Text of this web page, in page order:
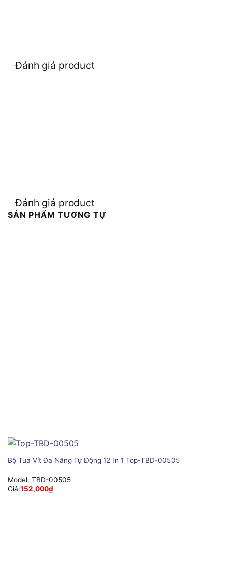
Đánh giá product
Đánh giá product
SẢN PHẨM TƯƠNG TỰ
Bộ Tua Vít Đa Năng Tự Động 12 In 1 Top-TBD-00505
Model: TBD-00505
Giá:152,000₫